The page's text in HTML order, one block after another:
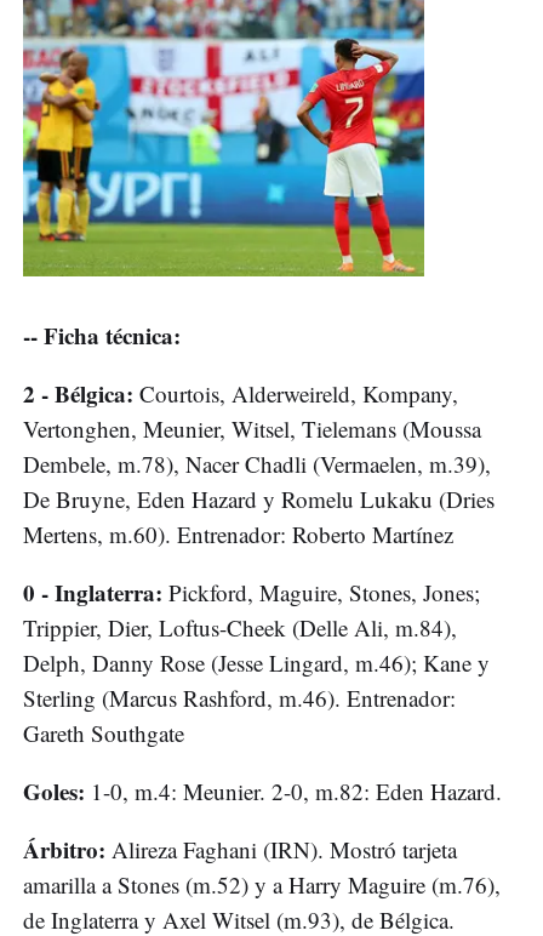
-- Ficha técnica:
2 - Bélgica: Courtois, Alderweireld, Kompany,
Vertonghen, Meunier, Witsel, Tielemans (Moussa
Dembele, m.78), Nacer Chadli (Vermaelen, m.39),
De Bruyne, Eden Hazard y Romelu Lukaku (Dries
Mertens, m.60). Entrenador: Roberto Martínez
0 - Inglaterra: Pickford, Maguire, Stones, Jones;
Trippier, Dier, Loftus-Cheek (Delle Ali, m.84),
Delph, Danny Rose (Jesse Lingard, m.46); Kane y
Sterling (Marcus Rashford, m.46). Entrenador:
Gareth Southgate
Goles: 1-0, m.4: Meunier. 2-0, m.82: Eden Hazard.
Árbitro: Alireza Faghani (IRN). Mostró tarjeta
amarilla a Stones (m.52) y a Harry Maguire (m.76),
de Inglaterra y Axel Witsel (m.93), de Bélgica.